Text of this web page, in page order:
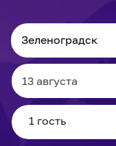
Navigate
forward
to